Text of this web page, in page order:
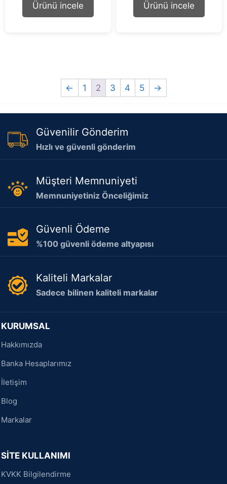
o
f
Ürünü incele
o
f
Ürünü incele
← 1 2 3 4 5 →
Güvenilir Gönderim
Hızlı ve güvenli gönderim
Müşteri Memnuniyeti
Memnuniyetiniz Önceliğimiz
Güvenli Ödeme
%100 güvenli ödeme altyapısı
Kaliteli Markalar
Sadece bilinen kaliteli markalar
KURUMSAL
Hakkımızda
Banka Hesaplarımız
İletişim
Blog
Markalar
SİTE KULLANIMI
KVKK Bilgilendirme